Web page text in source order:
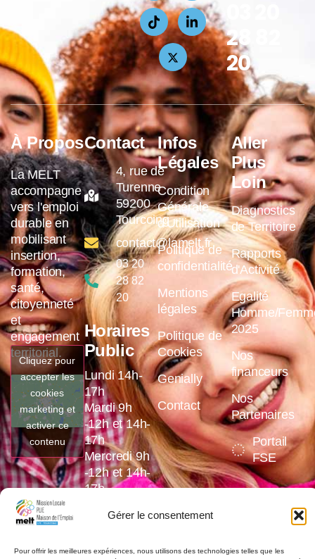
Gérer le consentement
Pour offrir les meilleures expériences, nous utilisons des technologies telles que les
28 82
20
À Propos
La MELT
accompagne
vers l'emploi
durable en
mobilisant
insertion,
formation,
santé,
citoyenneté
et
engagement
territorial.
Cliquez pour
accepter les
cookies
marketing et
activer ce
contenu
Contact
4, rue de
Turenne
59200
Tourcoing
contact@lamelt.fr
03 20
28 82
20
Horaires
Public
Lundi 14h-
17h
Mardi 9h
-12h et 14h-
17h
Mercredi 9h
-12h et 14h-
17h
-12h et 14h-
Vendredi 9h
Infos
Légales
Condition
Générale
d'Utilisation
Politique de
confidentialité
Mentions
légales
Politique de
Cookies
Genially
Contact
Aller
Plus
Loin
Diagnostics
de Territoire
Rapports
d'Activité
Egalité
Homme/
2025
Nos
financeurs
Nos
Partenaires
Portail
FSE